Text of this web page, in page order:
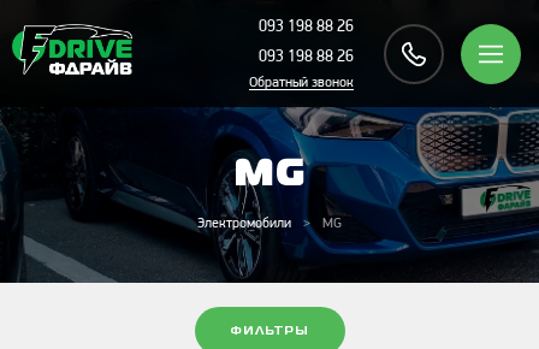
093 198 88 26
093 198 88 26
Обратный звонок
MG
Электромобили MG
ФИЛЬТРЫ